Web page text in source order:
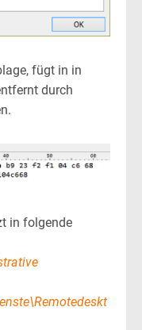
fügt in in
durch
in folgende